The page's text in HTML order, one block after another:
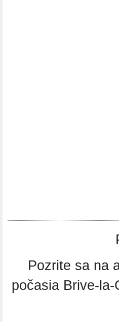
Pozrite sa na
počasia Brive-